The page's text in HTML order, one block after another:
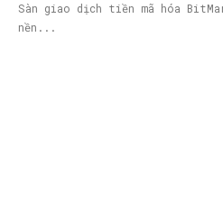
Sàn giao dịch tiền mã hóa
nền...